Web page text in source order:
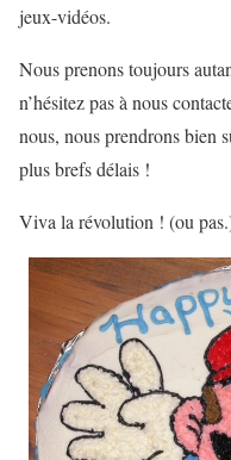
jeux-vidéos.
Nous prenons toujours
n’hésitez pas à nous
nous, nous prendrons bien
plus brefs délais !
Viva la révolution ! (ou